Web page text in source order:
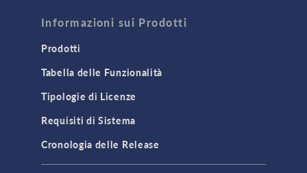
Informazioni sui Prodotti
Prodotti
Tabella delle Funzionalità
Tipologie di Licenze
Requisiti di Sistema
Cronologia delle Release